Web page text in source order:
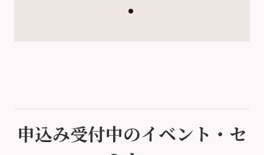
申込み受付中のイベント・セ